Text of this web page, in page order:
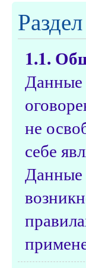
1.1.
Данные
не
себе
Данные